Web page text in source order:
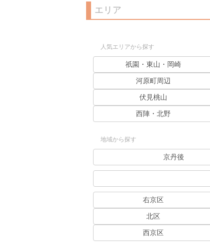
エリア
人気エリアから探す
祇園・東山・岡崎
河原町周辺
伏見桃山
西陣・北野
地域から探す
京丹後
右京区
北区
西京区